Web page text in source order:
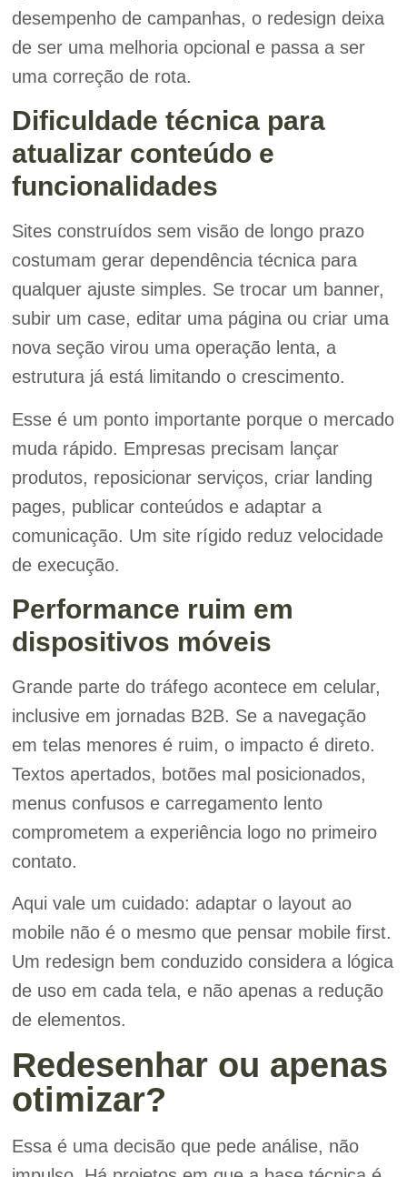
desempenho de campanhas, o redesign deixa
de ser uma melhoria opcional e passa a ser
uma correção de rota.
Dificuldade técnica para
atualizar conteúdo e
funcionalidades
Sites construídos sem visão de longo prazo
costumam gerar dependência técnica para
qualquer ajuste simples. Se trocar um banner,
subir um case, editar uma página ou criar uma
nova seção virou uma operação lenta, a
estrutura já está limitando o crescimento.
Esse é um ponto importante porque o mercado
muda rápido. Empresas precisam lançar
produtos, reposicionar serviços, criar landing
pages, publicar conteúdos e adaptar a
comunicação. Um site rígido reduz velocidade
de execução.
Performance ruim em
dispositivos móveis
Grande parte do tráfego acontece em celular,
inclusive em jornadas B2B. Se a navegação
em telas menores é ruim, o impacto é direto.
Textos apertados, botões mal posicionados,
menus confusos e carregamento lento
comprometem a experiência logo no primeiro
contato.
Aqui vale um cuidado: adaptar o layout ao
mobile não é o mesmo que pensar mobile first.
Um redesign bem conduzido considera a lógica
de uso em cada tela, e não apenas a redução
de elementos.
Redesenhar ou apenas
otimizar?
Essa é uma decisão que pede análise, não